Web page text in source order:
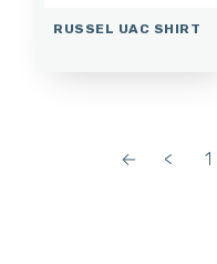
RUSSEL UAC SHIRT
← < 1